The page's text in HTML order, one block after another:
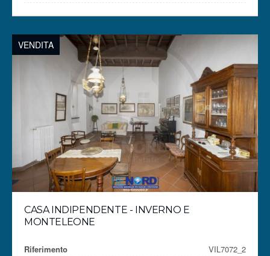
VENDITA
CASA INDIPENDENTE - INVERNO E
MONTELEONE
Riferimento
VIL7072_2